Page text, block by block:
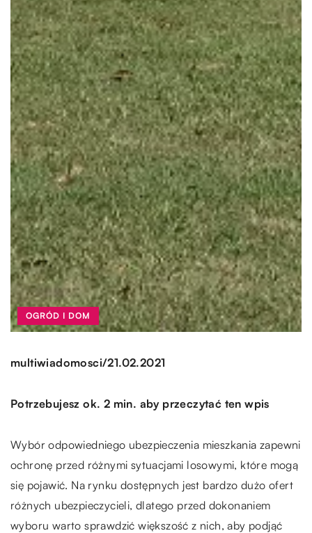
OGRÓD I DOM
multiwiadomosci/21.02.2021
Potrzebujesz ok. 2 min. aby przeczytać ten wpis
Wybór odpowiedniego ubezpieczenia mieszkania zapewni
ochronę przed różnymi sytuacjami losowymi, które mogą
się pojawić. Na rynku dostępnych jest bardzo dużo ofert
różnych ubezpieczycieli, dlatego przed dokonaniem
wyboru warto sprawdzić większość z nich, aby podjąć